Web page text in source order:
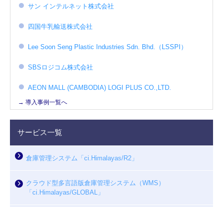
サン インテルネット株式会社
四国牛乳輸送株式会社
Lee Soon Seng Plastic Industries Sdn. Bhd.（LSSPI）
SBSロジコム株式会社
AEON MALL (CAMBODIA) LOGI PLUS CO.,LTD.
→ 導入事例一覧へ
サービス一覧
倉庫管理システム「ci.Himalayas/R2」
クラウド型多言語版倉庫管理システム（WMS）
「ci.Himalayas/GLOBAL」